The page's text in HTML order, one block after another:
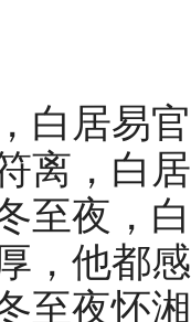
白居易
离，白
至夜，
，他都
至夜怀